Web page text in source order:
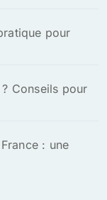
pour
Conseils pour
: une